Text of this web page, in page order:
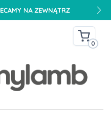
NA ZEWNĄTRZ
0